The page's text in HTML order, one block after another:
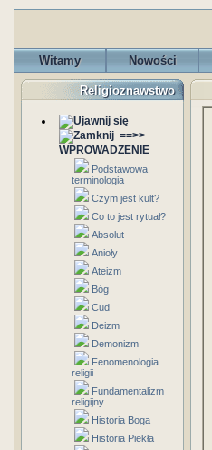
Witamy Nowości
Religioznawstwo
==>>
WPROWADZENIE
Podstawowa
terminologia
Czym jest kult?
Co to jest rytuał?
Absolut
Anioły
Ateizm
Bóg
Cud
Deizm
Demonizm
Fenomenologia
religii
Fundamentalizm
religijny
Historia Boga
Historia Piekła